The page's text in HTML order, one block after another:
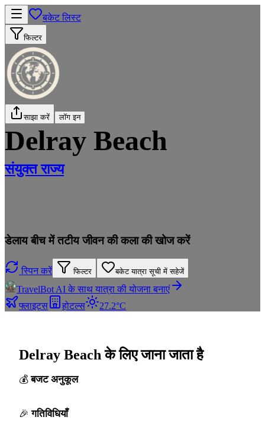
बकेट लिस्ट
फिल्टर
साझा करें लॉग इन
Delray Beach
संयुक्त राज्य
डेलाय बीच में तटीय जीवन की कला की खोज करें
स्पिन करें फिल्टर बकेट यात्रा सूची में सहेजें
TravelBot AI के साथ यात्रा की योजना बनाएं
फ्लाइट्स
होटल्स 27.2°C
Delray Beach के लिए जाना जाता है
बजट अनुकूल
गतिविधियाँ